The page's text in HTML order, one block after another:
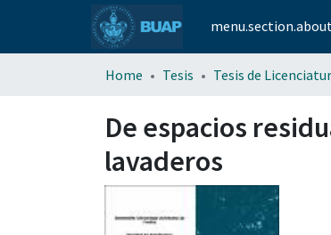
Home Tesis Tesis de
De espacios
lavaderos